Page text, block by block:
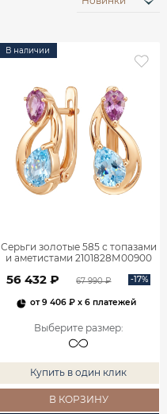
В наличии
Серьги золотые 585 с топазами
и аметистами 2101828М00900
56 432 ₽ 67 990 ₽ -17%
от9 406 ₽ x 6 платежей
Выберите размер:
Купить в один клик
В КОРЗИНУ